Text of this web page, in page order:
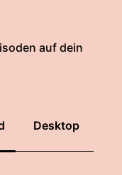
auf dein
Desktop